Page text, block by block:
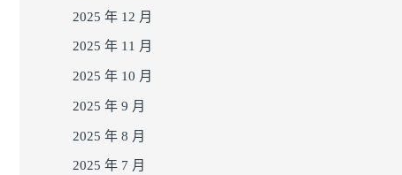
2025 年 12 月
2025 年 11 月
2025 年 10 月
2025 年 9 月
2025 年 8 月
2025 年 7 月